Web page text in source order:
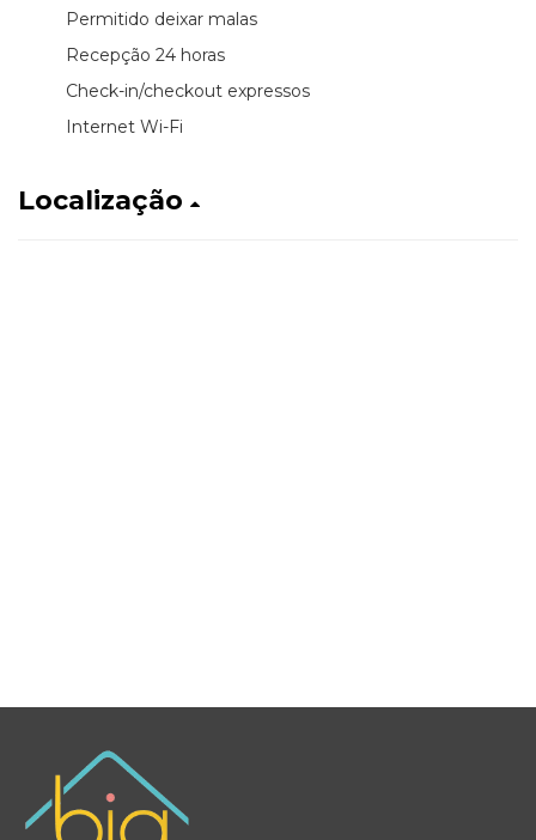
Permitido deixar malas
Recepção 24 horas
Check-in/checkout expressos
Internet Wi-Fi
Localização